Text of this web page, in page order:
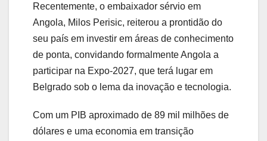
Recentemente, o embaixador sérvio em
Angola, Milos Perisic, reiterou a prontidão do
seu país em investir em áreas de conhecimento
de ponta, convidando formalmente Angola a
participar na Expo-2027, que terá lugar em
Belgrado sob o lema da inovação e tecnologia.
Com um PIB aproximado de 89 mil milhões de
dólares e uma economia em transição